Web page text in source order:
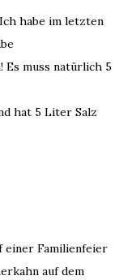
habe im letzten
Es muss natürlich 5
hat 5 Liter Salz
einer Familienfeier
auf dem